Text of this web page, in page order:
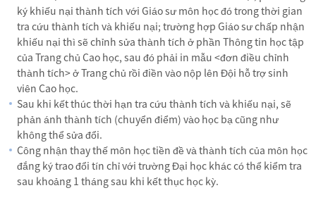
ký khiếu nại thành tích với Giáo sư môn học đó trong thời gian
tra cứu thành tích và khiếu nại; trường hợp Giáo sư chấp nhận
khiếu nại thì sẽ chỉnh sửa thành tích ở phần Thông tin học tập
của Trang chủ Cao học, sau đó phải in mẫu <đơn điều chỉnh
thành tích> ở Trang chủ rồi điền vào nộp lên Đội hỗ trợ sinh
viên Cao học.
Sau khi kết thúc thời hạn tra cứu thành tích và khiếu nại, sẽ
phản ánh thành tích (chuyển điểm) vào học bạ cũng như
không thể sửa đổi.
Công nhận thay thế môn học tiền đề và thành tích của môn học
đắng ký trao đổi tín chỉ với trường Đại học khác có thể kiểm tra
sau khoảng 1 tháng sau khi kết thục học kỳ.